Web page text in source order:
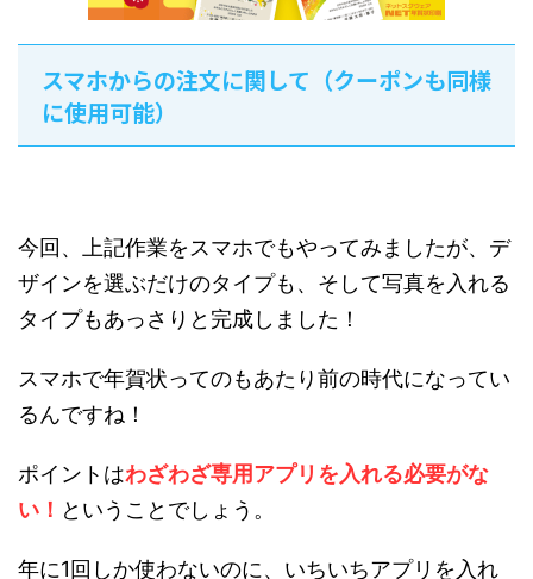
スマホからの注文に関して（クーポンも同様
に使用可能）
今回、上記作業をスマホでもやってみましたが、デ
ザインを選ぶだけのタイプも、そして写真を入れる
タイプもあっさりと完成しました！
スマホで年賀状ってのもあたり前の時代になってい
るんですね！
ポイントはわざわざ専用アプリを入れる必要がな
い！ ということでしょう。
年に1回しか使わないのに、いちいちアプリを入れ